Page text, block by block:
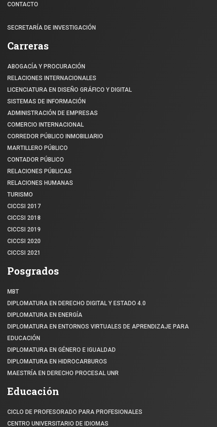
CONTACTO
SECRETARÍA DE INVESTIGACIÓN
Carreras
ABOGACÍA Y PROCURACIÓN
RELACIONES INTERNACIONALES
LICENCIATURA EN DISEÑO GRÁFICO Y DIGITAL
SISTEMAS DE INFORMACIÓN
ADMINISTRACIÓN DE EMPRESAS
COMERCIO INTERNACIONAL
CORREDOR PÚBLICO INMOBILIARIO
MARTILLERO PÚBLICO
CONTADOR PÚBLICO
RELACIONES PÚBLICAS
RELACIONES HUMANAS
TURISMO
CICCSI 2017
CICCSI 2018
CICCSI 2019
CICCSI 2020
CICCSI 2021
Posgrados
MBT
DIPLOMATURA EN DERECHO DIGITAL Y ESTADO 4.0
DIPLOMATURA EN ENERGÍA
DIPLOMATURA EN ENTORNOS VIRTUALES DE APRENDIZAJE PARA
EDUCACIÓN
DIPLOMATURA EN GÉNERO E IGUALDAD
DIPLOMATURA EN HIDROCARBUROS
MAESTRÍA EN DERECHO PROCESAL UNR
Educación
CICLO DE PROFESORADO PARA PROFESIONALES
CENTRO UNIVERSITARIO DE IDIOMAS